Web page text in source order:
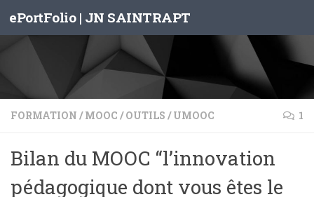
Skip to content
ePortFolio | JN SAINTRAPT
FORMATION / MOOC / OUTILS / UMOOC 1
Bilan du MOOC “l’innovation
pédagogique dont vous êtes le